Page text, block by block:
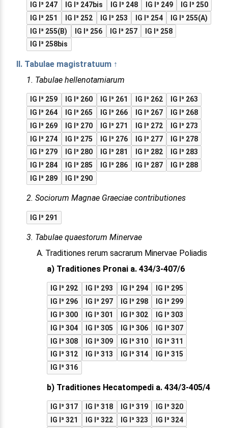
IG I³ 247
IG I³ 247bis IG I³ 248 IG I³ 249
IG I³ 250
IG I³ 251
IG I³ 252 IG I³ 253 IG I³ 254
IG I³ 255(A)
IG I³ 255(B)
IG I³ 256 IG I³ 257
IG I³ 258
IG I³ 258bis
II. Tabulae magistratuum ↑
1. Tabulae hellenotamiarum
IG I³ 259 IG I³ 260 IG I³ 261 IG I³ 262
IG I³ 263
IG I³ 264
IG I³ 265 IG I³ 266 IG I³ 267
IG I³ 268
IG I³ 269
IG I³ 270 IG I³ 271 IG I³ 272
IG I³ 273
IG I³ 274
IG I³ 275 IG I³ 276 IG I³ 277
IG I³ 278
IG I³ 279
IG I³ 280 IG I³ 281 IG I³ 282
IG I³ 283
IG I³ 284
IG I³ 285 IG I³ 286 IG I³ 287
IG I³ 288
IG I³ 289
IG I³ 290
2. Sociorum Magnae Graeciae contributiones
IG I³ 291
3. Tabulae quaestorum Minervae
A. Traditiones rerum sacrarum Minervae Poliadis
a) Traditiones Pronai a. 434/3-407/6
IG I³ 292 IG I³ 293 IG I³ 294
IG I³ 295
IG I³ 296
IG I³ 297 IG I³ 298
IG I³ 299
IG I³ 300
IG I³ 301 IG I³ 302
IG I³ 303
IG I³ 304
IG I³ 305 IG I³ 306
IG I³ 307
IG I³ 308
IG I³ 309 IG I³ 310
IG I³ 311
IG I³ 312
IG I³ 313 IG I³ 314
IG I³ 315
IG I³ 316
b) Traditiones Hecatompedi a. 434/3-405/4
IG I³ 317 IG I³ 318 IG I³ 319
IG I³ 320
IG I³ 321
IG I³ 322 IG I³ 323
IG I³ 324